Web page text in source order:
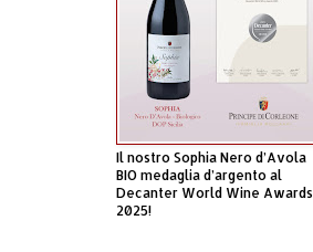
Il nostro Sophia Nero d’Avola
BIO medaglia d’argento al
Decanter World Wine Awards
2025!